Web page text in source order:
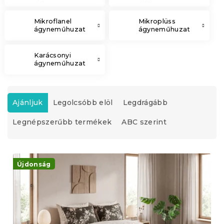
Mikroflanel
ágyneműhuzat
Mikroplüss
ágyneműhuzat
Karácsonyi
ágyneműhuzat
T
e
r
m
e
k
Ajánljuk Legolcsóbb elöl Legdrágább
Legnépszerűbb termékek ABC szerint
T
Újdonság